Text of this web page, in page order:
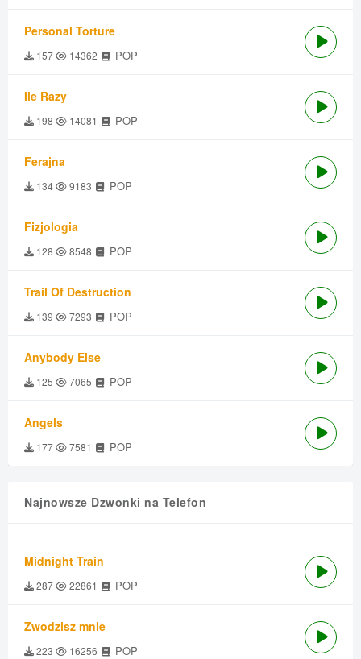
Personal Torture
157 14362 POP
Ile Razy
198 14081 POP
Ferajna
134 9183 POP
Fizjologia
128 8548 POP
Trail Of Destruction
139 7293 POP
Anybody Else
125 7065 POP
Angels
177 7581 POP
Najnowsze Dzwonki na Telefon
Midnight Train
287 22861 POP
Zwodzisz mnie
223 16256 POP